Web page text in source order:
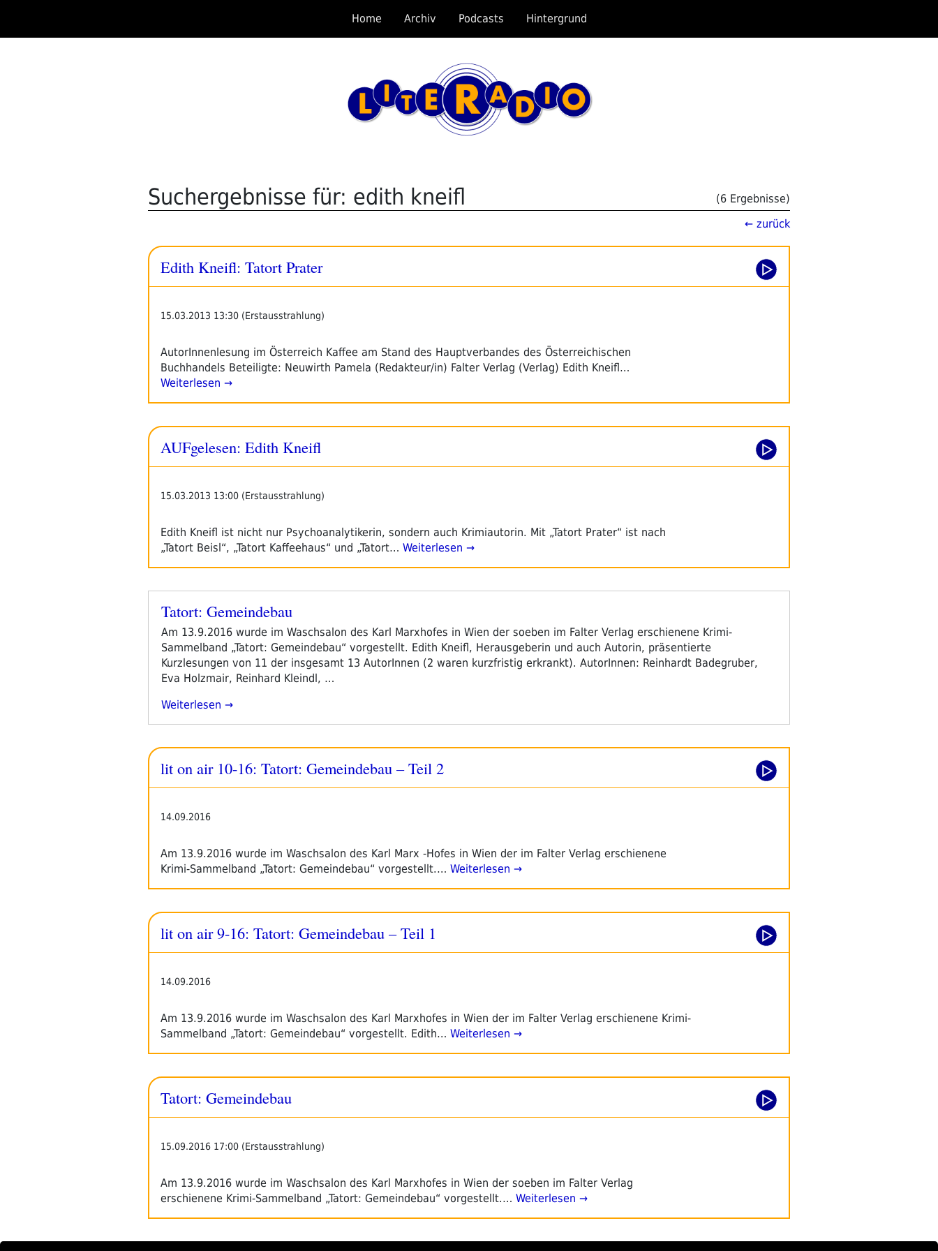
springen
Home Archiv Podcasts Hintergrund
Suchergebnisse für: edith kneifl
(6 Ergebnisse)
← zurück
Edith Kneifl: Tatort Prater
15.03.2013 13:30 (Erstausstrahlung)
AutorInnenlesung im Österreich Kaffee am Stand des Hauptverbandes des Österreichischen
Buchhandels Beteiligte: Neuwirth Pamela (Redakteur/in) Falter Verlag (Verlag) Edith Kneifl…
Weiterlesen →
AUFgelesen: Edith Kneifl
15.03.2013 13:00 (Erstausstrahlung)
Edith Kneifl ist nicht nur Psychoanalytikerin, sondern auch Krimiautorin. Mit „Tatort Prater“ ist nach
„Tatort Beisl“, „Tatort Kaffeehaus“ und „Tatort… Weiterlesen →
Veröffentlicht
Tatort: Gemeindebau
Am 13.9.2016 wurde im Waschsalon des Karl Marxhofes in Wien der soeben im Falter Verlag erschienene Krimi-
Sammelband „Tatort: Gemeindebau“ vorgestellt. Edith Kneifl, Herausgeberin und auch Autorin, präsentierte
Kurzlesungen von 11 der insgesamt 13 AutorInnen (2 waren kurzfristig erkrankt). AutorInnen: Reinhardt Badegruber,
Eva Holzmair, Reinhard Kleindl, …
„Tatort:
Weiterlesen
lit on air 10-16: Tatort: Gemeindebau – Teil 2
14.09.2016
Am 13.9.2016 wurde im Waschsalon des Karl Marx -Hofes in Wien der im Falter Verlag erschienene
Krimi-Sammelband „Tatort: Gemeindebau“ vorgestellt.… Weiterlesen →
lit on air 9-16: Tatort: Gemeindebau – Teil 1
14.09.2016
Am 13.9.2016 wurde im Waschsalon des Karl Marxhofes in Wien der im Falter Verlag erschienene Krimi-
Sammelband „Tatort: Gemeindebau“ vorgestellt. Edith… Weiterlesen →
Tatort: Gemeindebau
15.09.2016 17:00 (Erstausstrahlung)
Am 13.9.2016 wurde im Waschsalon des Karl Marxhofes in Wien der soeben im Falter Verlag
erschienene Krimi-Sammelband „Tatort: Gemeindebau“ vorgestellt.… Weiterlesen →